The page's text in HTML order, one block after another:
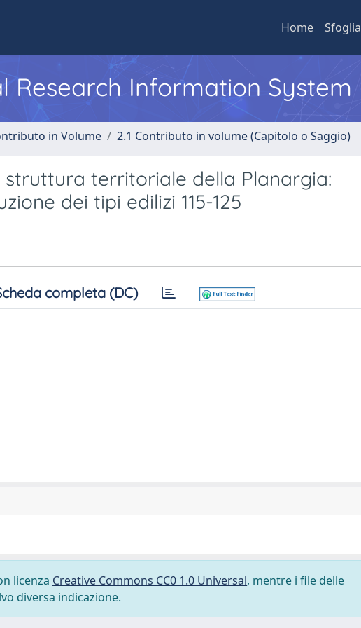
Home Sfoglia
Research Information System
in Volume 2.1 Contributo in volume (Capitolo o Saggio)
territoriale della Planargia:
dei tipi edilizi 115-125
completa (DC)
licenza Creative Commons CC0 1.0 Universal, mentre i file delle
diversa indicazione.